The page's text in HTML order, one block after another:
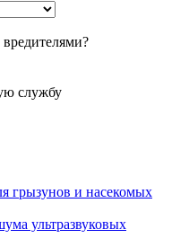
службу
грызунов и насекомых